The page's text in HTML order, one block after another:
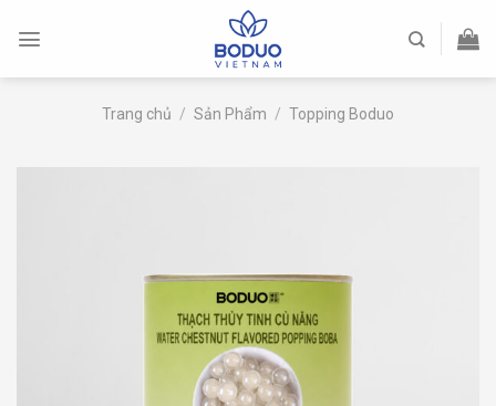
Trang chủ / Sản Phẩm / Topping Boduo